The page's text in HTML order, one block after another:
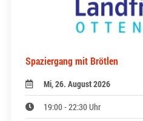
Spaziergang mit Brötlen
Mi, 26. August 2026
19:00 - 22:30 Uhr